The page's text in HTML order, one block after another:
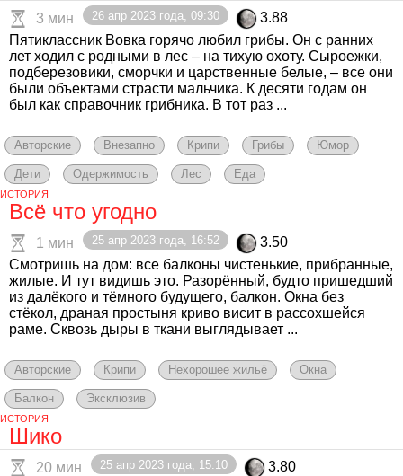
3 мин 26 апр 2023 года, 09:30
3.88
Пятиклассник Вовка горячо любил грибы. Он с ранних
лет ходил с родными в лес – на тихую охоту. Сыроежки,
подберезовики, сморчки и царственные белые, – все они
были объектами страсти мальчика. К десяти годам он
был как справочник грибника. В тот раз ...
Авторские Внезапно Крипи Грибы Юмор
Дети Одержимость Лес Еда
ИСТОРИЯ
Всё что угодно
1 мин 25 апр 2023 года, 16:52
3.50
Смотришь на дом: все балконы чистенькие, прибранные,
жилые. И тут видишь это. Разорённый, будто пришедший
из далёкого и тёмного будущего, балкон. Окна без
стёкол, драная простыня криво висит в рассохшейся
раме. Сквозь дыры в ткани выглядывает ...
Авторские Крипи Нехорошее жильё Окна
Балкон Эксклюзив
ИСТОРИЯ
Шико
20 мин 25 апр 2023 года, 15:10
3.80